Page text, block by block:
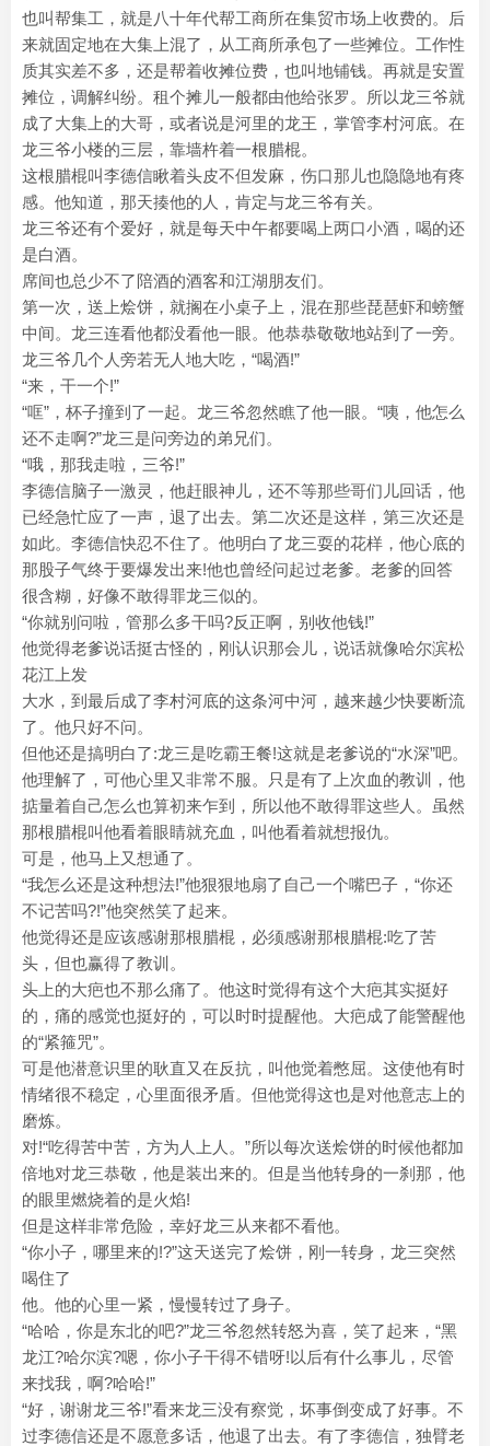
也叫帮集工，就是八十年代帮工商所在集贸市场上收费的。后
来就固定地在大集上混了，从工商所承包了一些摊位。工作性
质其实差不多，还是帮着收摊位费，也叫地铺钱。再就是安置
摊位，调解纠纷。租个摊儿一般都由他给张罗。所以龙三爷就
成了大集上的大哥，或者说是河里的龙王，掌管李村河底。在
龙三爷小楼的三层，靠墙杵着一根腊棍。
这根腊棍叫李德信瞅着头皮不但发麻，伤口那儿也隐隐地有疼
感。他知道，那天揍他的人，肯定与龙三爷有关。
龙三爷还有个爱好，就是每天中午都要喝上两口小酒，喝的还
是白酒。
席间也总少不了陪酒的酒客和江湖朋友们。
第一次，送上烩饼，就搁在小桌子上，混在那些琵琶虾和螃蟹
中间。龙三连看他都没看他一眼。他恭恭敬敬地站到了一旁。
龙三爷几个人旁若无人地大吃，“喝酒!”
“来，干一个!”
“哐”，杯子撞到了一起。龙三爷忽然瞧了他一眼。“咦，他怎么
还不走啊?”龙三是问旁边的弟兄们。
“哦，那我走啦，三爷!”
李德信脑子一激灵，他赶眼神儿，还不等那些哥们儿回话，他
已经急忙应了一声，退了出去。第二次还是这样，第三次还是
如此。李德信快忍不住了。他明白了龙三耍的花样，他心底的
那股子气终于要爆发出来!他也曾经问起过老爹。老爹的回答
很含糊，好像不敢得罪龙三似的。
“你就别问啦，管那么多干吗?反正啊，别收他钱!”
他觉得老爹说话挺古怪的，刚认识那会儿，说话就像哈尔滨松
花江上发
大水，到最后成了李村河底的这条河中河，越来越少快要断流
了。他只好不问。
但他还是搞明白了:龙三是吃霸王餐!这就是老爹说的“水深”吧。
他理解了，可他心里又非常不服。只是有了上次血的教训，他
掂量着自己怎么也算初来乍到，所以他不敢得罪这些人。虽然
那根腊棍叫他看着眼睛就充血，叫他看着就想报仇。
可是，他马上又想通了。
“我怎么还是这种想法!”他狠狠地扇了自己一个嘴巴子，“你还
不记苦吗?!”他突然笑了起来。
他觉得还是应该感谢那根腊棍，必须感谢那根腊棍:吃了苦
头，但也赢得了教训。
头上的大疤也不那么痛了。他这时觉得有这个大疤其实挺好
的，痛的感觉也挺好的，可以时时提醒他。大疤成了能警醒他
的“紧箍咒”。
可是他潜意识里的耿直又在反抗，叫他觉着憋屈。这使他有时
情绪很不稳定，心里面很矛盾。但他觉得这也是对他意志上的
磨炼。
对!“吃得苦中苦，方为人上人。”所以每次送烩饼的时候他都加
倍地对龙三恭敬，他是装出来的。但是当他转身的一刹那，他
的眼里燃烧着的是火焰!
但是这样非常危险，幸好龙三从来都不看他。
“你小子，哪里来的!?”这天送完了烩饼，刚一转身，龙三突然
喝住了
他。他的心里一紧，慢慢转过了身子。
“哈哈，你是东北的吧?”龙三爷忽然转怒为喜，笑了起来，“黑
龙江?哈尔滨?嗯，你小子干得不错呀!以后有什么事儿，尽管
来找我，啊?哈哈!”
“好，谢谢龙三爷!”看来龙三没有察觉，坏事倒变成了好事。不
过李德信还是不愿意多话，他退了出去。有了李德信，独臂老